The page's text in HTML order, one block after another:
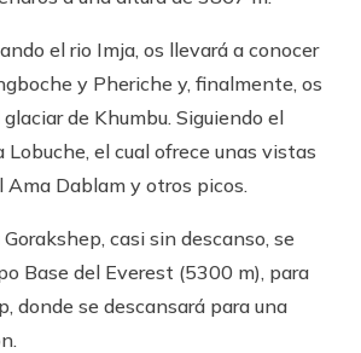
el rio Imja, os llevará a conocer
y Pheriche y, finalmente, os
de Khumbu. Siguiendo el
Lobuche, el cual ofrece unas vistas
Ama Dablam y otros picos.
casi sin descanso, se
Base del Everest (5300 m), para
donde se descansará para una